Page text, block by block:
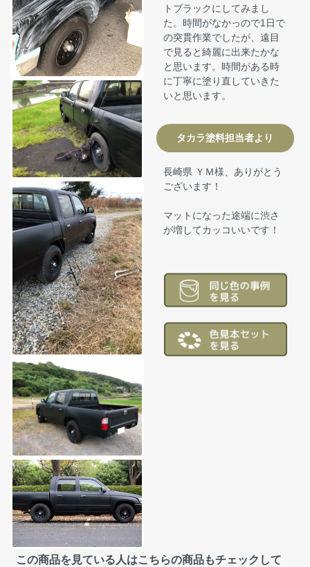
トブラックにしてみまし
た。時間がなかっので1日で
の突貫作業でしたが、遠目
で見ると綺麗に出来たかな
と思います。時間がある時
に丁寧に塗り直していきた
いと思います。
タカラ塗料担当者より
長崎県 ＹＭ様、ありがとう
ございます！
マットになった途端に渋さ
が増してカッコいいです！
この商品を見ている人はこちらの商品もチェックして